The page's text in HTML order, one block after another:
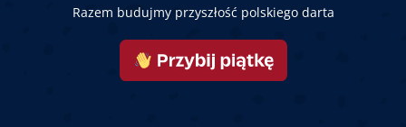
Razem budujmy przyszłość polskiego darta